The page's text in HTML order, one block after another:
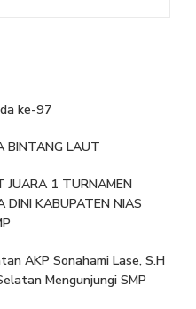
ke-97
BINTANG LAUT
JUARA 1 TURNAMEN
DINI KABUPATEN NIAS
AKP Sonahami Lase, S.H
Mengunjungi SMP